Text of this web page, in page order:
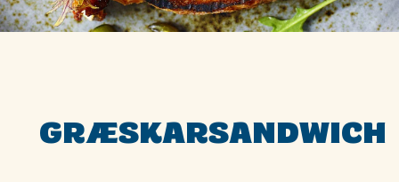
GRÆSKARSANDWICH